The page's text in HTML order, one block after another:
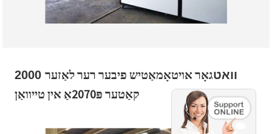
2000 וואטגאָר אויטאָמאַטיש פיבער רער לאַזער
קאַטער פּ2070אַ אין טייוואַן